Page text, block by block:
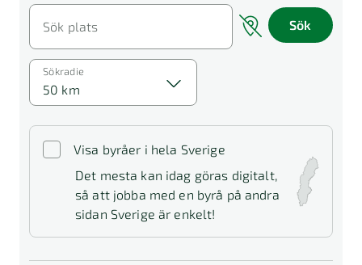
Sök plats Sök
Visa byråer i hela Sverige
Det mesta kan idag göras digitalt,
så att jobba med en byrå på andra
sidan Sverige är enkelt!
Sökradie
50 km